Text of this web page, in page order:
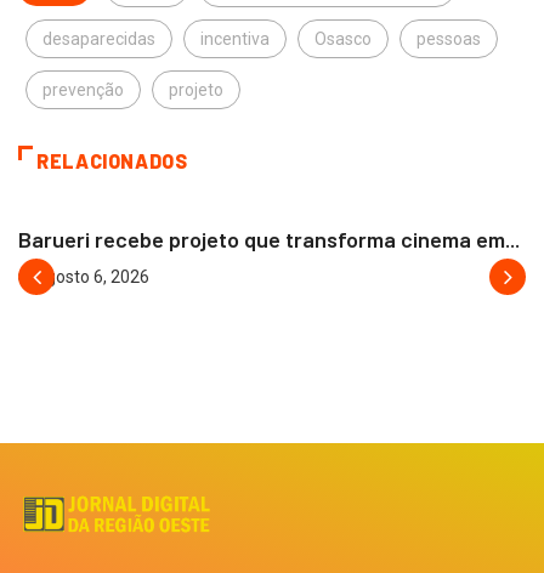
desaparecidas incentiva Osasco pessoas
prevenção projeto
RELACIONADOS
Barueri recebe projeto que transforma cinema em...
agosto 6, 2026